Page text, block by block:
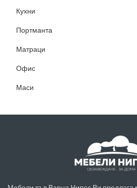
Кухни
Портманта
Матраци
Офис
Маси